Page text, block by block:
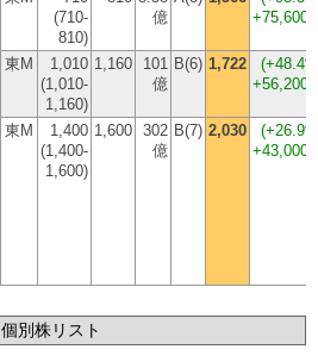
(710-
810)
億
+75,600
東M
1,010
(1,010-
1,160)
1,160
101
億
B(6) 1,722 (+48.4%
+56,200
東M
1,400
(1,400-
1,600)
1,600 302
億
B(7) 2,030 (+26.9%
+43,000
個別株リスト